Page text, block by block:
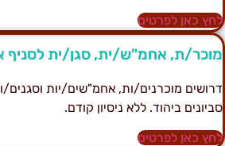
כאן לפרטים
ת, אחמ"ש/ית, סגן/ית לסניף
מוכרנים/ות, אחמ"שים/יות וסגנים/
ביהוד. ללא ניסיון קודם.
כאן לפרטים